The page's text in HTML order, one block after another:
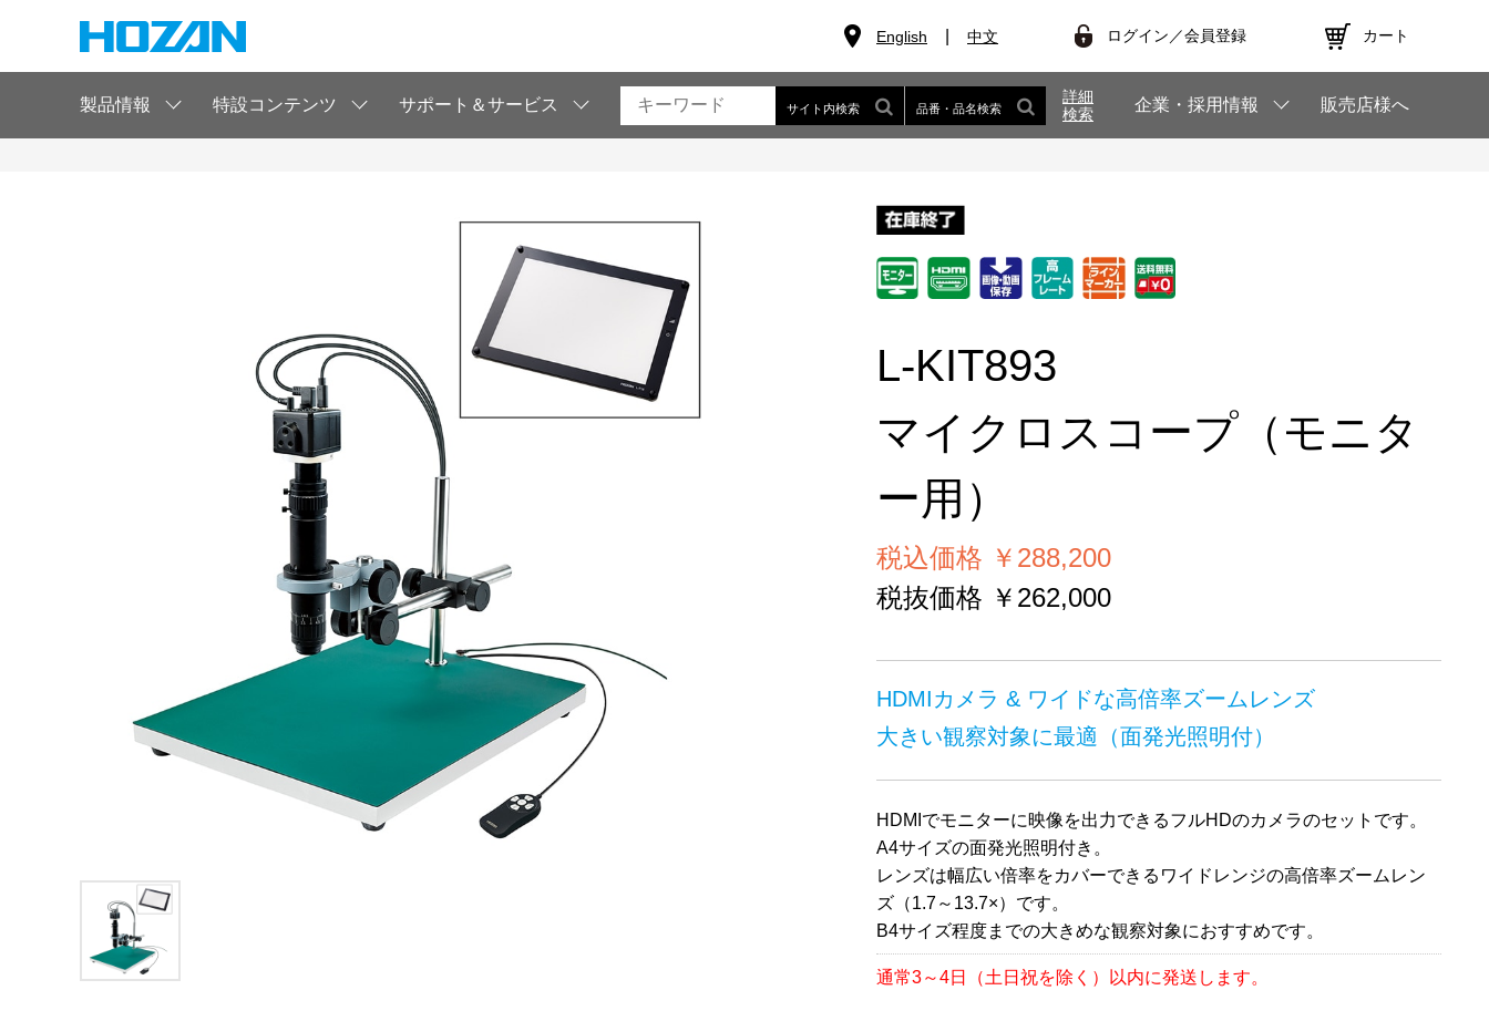
English 中文 ログイン／会員登録 カート
製品情報 特設コンテンツ サポート＆サービス サイト内検索 品番・品名検索
詳細
検索
企業・採用情報 販売店様へ
L-KIT893
マイクロスコープ（モニタ
ー用）
税込価格 ￥288,200
税抜価格 ￥262,000
HDMIカメラ & ワイドな高倍率ズームレンズ
大きい観察対象に最適（面発光照明付）
HDMIでモニターに映像を出力できるフルHDのカメラのセットです。
A4サイズの面発光照明付き。
レンズは幅広い倍率をカバーできるワイドレンジの高倍率ズームレン
ズ（1.7～13.7×）です。
B4サイズ程度までの大きめな観察対象におすすめです。
通常3～4日（土日祝を除く）以内に発送します。